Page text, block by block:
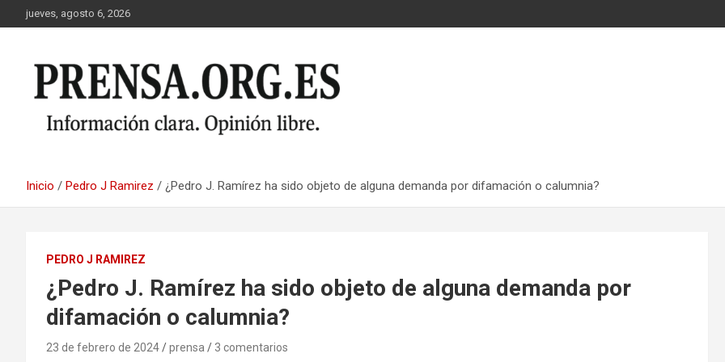
Saltar
al
jueves, agosto 6, 2026
Inicio Pedro J Ramirez ¿Pedro J. Ramírez ha sido objeto de alguna demanda por difamación o calumnia?
PEDRO J RAMIREZ
¿Pedro J. Ramírez ha sido objeto de alguna demanda por
difamación o calumnia?
23 de febrero de 2024 prensa 3 comentarios